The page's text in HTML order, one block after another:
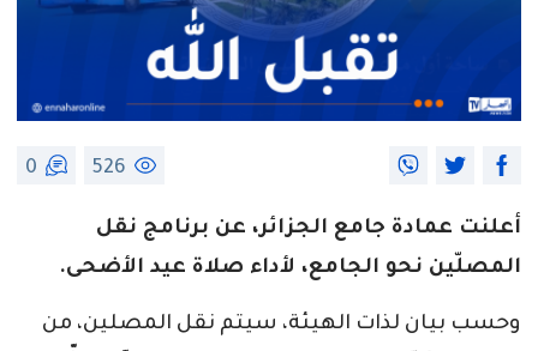
526
0
أعلنت عمادة جامع الجزائر، عن برنامج نقل
المصلّين نحو الجامع، لأداء صلاة عيد الأضحى.
وحسب بيان لذات الهيئة، سيتم نقل المصلين، من